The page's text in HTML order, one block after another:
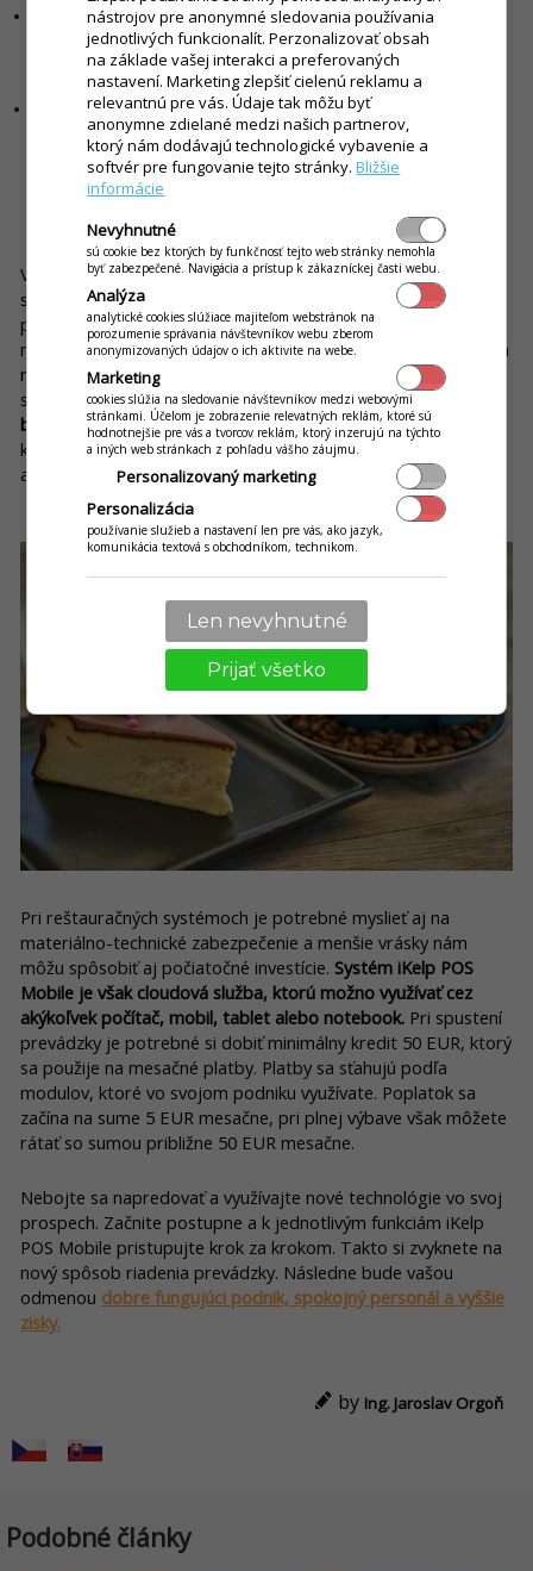
Za menšiu nevýhodu možno považovať to, že za niektoré funkcie je
potrebné si doplatiť, pretože nie sú súčasťou základného systému. V
konečnom dôsledku vám však tieto spoplatnené funkcie zvyšujú
efektivitu práce a zároveň aj tržby.
Ďalšou nevýhodou môže byť prípadná neochota zamestnancov robiť
veci inak. Personál a vlastne aj prevádzkar reštaurácie sa musia naučiť,
ako reštauračný systém používať. A tiež si uvedomiť skutočnosť, že
nové technológie neškodia, ale zjednodušujú život.
Veľkou výhodou iKelp POS Mobile je to, že ide o modulárny
systém, a tak si každý podnik môže vybrať len to, čo
potrebuje, a čo mu vyhovuje. Malá kaviareň nepotrebuje
možnosť donášky. Do luxusných reštaurácií, v ktorých obsluha
radí pri výbere jedál a kvalitných vín, sa nehodí Inteligentný
stôl. Každý majiteľ si musí ujasniť, čo využije a čo nie.
bistro môže mať svoju ponuku na webečiFacebooku
kaviarni môžete zaviesťvernostný systéma ponúkať zľavy či
akcie. Priestor na zlepšenie sa nájde vždy.
Pri reštauračných systémoch je potrebné myslieť aj na
materiálno-technické zabezpečenie a menšie vrásky nám
môžu spôsobiť aj počiatočné investície. Systém iKelp POS
Mobile je však cloudová služba, ktorú možno využívať cez
akýkoľvek počítač, mobil, tablet alebo notebook. Pri spustení
prevádzky je potrebné si dobiť minimálny kredit 50 EUR, ktorý
sa použije na mesačné platby. Platby sa sťahujú podľa
modulov, ktoré vo svojom podniku využívate. Poplatok sa
začína na sume 5 EUR mesačne, pri plnej výbave však môžete
rátať so sumou približne 50 EUR mesačne.
Nebojte sa napredovať a využívajte nové technológie vo svoj
prospech. Začnite postupne a k jednotlivým funkciám iKelp
POS Mobile pristupujte krok za krokom. Takto si zvyknete na
nový spôsob riadenia prevádzky. Následne bude vašou
odmenou dobre fungujúci podnik, spokojný personál a vyššie
zisky.
by Ing. Jaroslav Orgoň
Podobné články
nástrojov pre anonymné sledovania používania
jednotlivých funkcionalít. Perzonalizovať obsah
na základe vašej interakci a preferovaných
nastavení. Marketing zlepšiť cielenú reklamu a
relevantnú pre vás. Údaje tak môžu byť
anonymne zdielané medzi našich partnerov,
ktorý nám dodávajú technologické vybavenie a
softvér pre fungovanie tejto stránky.Bližšie
informácie
Nevyhnutné
sú cookie bez ktorých by funkčnosť tejto web stránky nemohla
byť zabezpečené. Navigácia a prístup k zákazníckej časti webu.
Analýza
analytické cookies slúžiace majiteľom webstránok na
porozumenie správania návštevníkov webu zberom
anonymizovaných údajov o ich aktivite na webe.
Marketing
cookies slúžia na sledovanie návštevníkov medzi webovými
stránkami. Účelom je zobrazenie relevatných reklám, ktoré sú
hodnotnejšie pre vás a tvorcov reklám, ktorý inzerujú na týchto
a iných web stránkach z pohľadu vášho záujmu.
Personalizovaný marketing
Personalizácia
používanie služieb a nastavení len pre vás, ako jazyk,
komunikácia textová s obchodníkom, technikom.
Len nevyhnutné
Prijať všetko